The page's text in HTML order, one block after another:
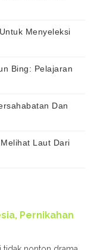
Menyeleksi
Bing: Pelajaran
Dan
Laut Dari
Pernikahan